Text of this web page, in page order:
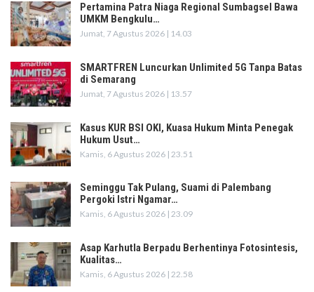
Pertamina Patra Niaga Regional Sumbagsel Bawa
UMKM Bengkulu…
Jumat, 7 Agustus 2026 | 14.03
SMARTFREN Luncurkan Unlimited 5G Tanpa Batas
di Semarang
Jumat, 7 Agustus 2026 | 13.57
Kasus KUR BSI OKI, Kuasa Hukum Minta Penegak
Hukum Usut…
Kamis, 6 Agustus 2026 | 23.51
Seminggu Tak Pulang, Suami di Palembang
Pergoki Istri Ngamar…
Kamis, 6 Agustus 2026 | 23.09
Asap Karhutla Berpadu Berhentinya Fotosintesis,
Kualitas…
Kamis, 6 Agustus 2026 | 22.58